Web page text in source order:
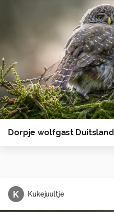
Dorpje wolfgast Duitsland
K Kukejuultje